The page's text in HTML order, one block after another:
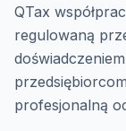
QTax
regulowaną
profesjonalną